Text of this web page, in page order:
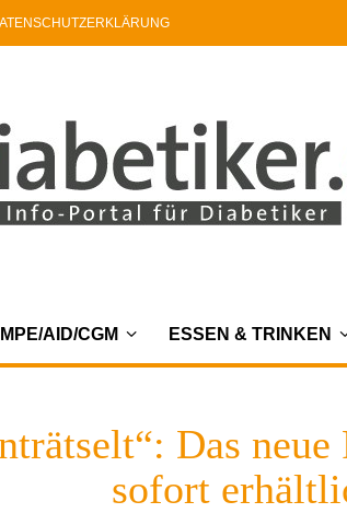
AID/CGM ESSEN & TRINKEN
Das
sofort